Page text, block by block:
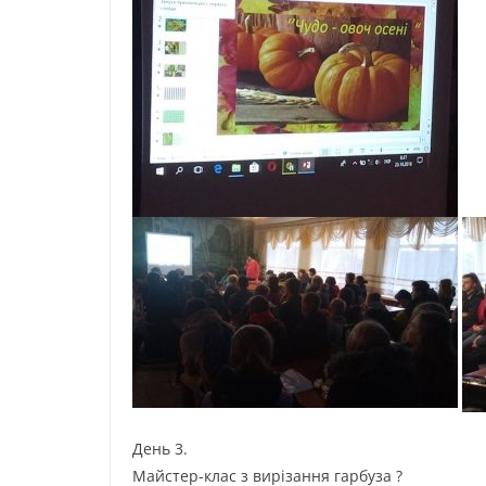
День 3.
Майстер-клас з вирізання гарбуза ?